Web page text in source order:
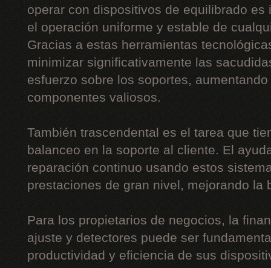
operar con dispositivos de equilibrado es
el operación uniforme y estable de
Gracias a estas herramientas
minimizar significativamente las
esfuerzo sobre los soportes,
componentes valiosos.
También trascendental es el tarea que
balanceo en la soporte al cliente. El
reparación continuo usando estos
prestaciones de gran nivel, mejorando la
Para los propietarios de negocios, la
ajuste y detectores puede ser
productividad y eficiencia de sus